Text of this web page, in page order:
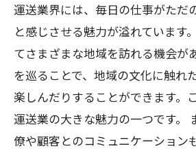
運送業の未来：あなたもこ
しよう
運送業界には、毎日の仕事がただ
と感じさせる魅力が溢れています
てさまざまな地域を訪れる機会が
を巡ることで、地域の文化に触れ
楽しんだりすることができます。
運送業の大きな魅力の一つです。
僚や顧客とのコミュニケーション